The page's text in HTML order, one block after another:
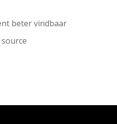
beter vindbaar